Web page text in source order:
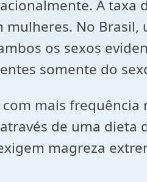
A taxa
mulheres. No
os sexos
somente do
mais
de uma
magreza